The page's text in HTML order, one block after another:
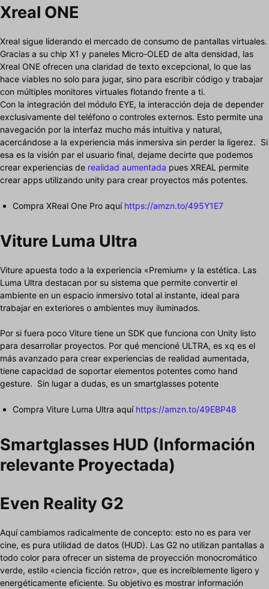
Xreal ONE
Xreal sigue liderando el mercado de consumo de pantallas virtuales.
Gracias a su chip X1 y paneles Micro-OLED de alta densidad, las
Xreal ONE ofrecen una claridad de texto excepcional, lo que las
hace viables no solo para jugar, sino para escribir código y trabajar
con múltiples monitores virtuales flotando frente a ti.
Con la integración del módulo EYE, la interacción deja de depender
exclusivamente del teléfono o controles externos. Esto permite una
navegación por la interfaz mucho más intuitiva y natural,
acercándose a la experiencia más inmersiva sin perder la ligerez. Si
esa es la visión par el usuario final, dejame decirte que podemos
crear experiencias de realidad aumentada pues XREAL permite
crear apps utilizando unity para crear proyectos más potentes.
Compra XReal One Pro aquí https://amzn.to/495Y1E7
Viture Luma Ultra
Viture apuesta todo a la experiencia «Premium» y la estética. Las
Luma Ultra destacan por su sistema que permite convertir el
ambiente en un espacio inmersivo total al instante, ideal para
trabajar en exteriores o ambientes muy iluminados.
Por si fuera poco Viture tiene un SDK que funciona con Unity listo
para desarrollar proyectos. Por qué mencioné ULTRA, es xq es el
más avanzado para crear experiencias de realidad aumentada,
tiene capacidad de soportar elementos potentes como hand
gesture. Sin lugar a dudas, es un smartglasses potente
Compra Viture Luma Ultra aquí https://amzn.to/49EBP48
Smartglasses HUD (Información
relevante Proyectada)
Even Reality G2
Aquí cambiamos radicalmente de concepto: esto no es para ver
cine, es pura utilidad de datos (HUD). Las G2 no utilizan pantallas a
todo color para ofrecer un sistema de proyección monocromático
verde, estilo «ciencia ficción retro», que es increíblemente ligero y
energéticamente eficiente. Su objetivo es mostrar información